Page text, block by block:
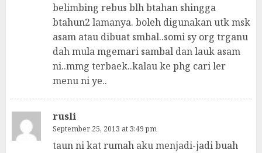
belimbing rebus blh btahan shingga
btahun2 lamanya. boleh digunakan utk msk
asam atau dibuat smbal..somi sy org trganu
dah mula mgemari sambal dan lauk asam
ni..mmg terbaek..kalau ke phg cari ler
menu ni ye..
rusli
September 25, 2013 at 3:49 pm
taun ni kat rumah aku menjadi-jadi buah